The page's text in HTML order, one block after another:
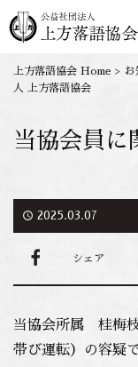
上方落語協会 Home > お
人 上方落語協会
当協会員に
access_time 2025.03.07
シェア
当協会所属 桂梅
帯び運転）の容疑